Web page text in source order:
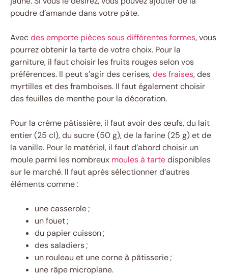
poudre d’amande dans votre pâte.
Avecdes emporte pièces sous différentes formes, vous
pourrez obtenir la tarte de votre choix. Pour la
garniture, il faut choisir les fruits rouges selon vos
préférences. Il peut s’agir des cerises,des fraises, des
myrtilles et des framboises. Il faut également choisir
des feuilles de menthe pour la décoration.
Pour la crème pâtissière, il faut avoir des œufs, du lait
entier (25 cl), du sucre (50 g), de la farine (25 g) et de
la vanille. Pour le matériel, il faut d’abord choisir un
moule parmi les nombreux moules à tartedisponibles
sur le marché. Il faut après sélectionner d’autres
éléments comme :
une casserole ;
un fouet ;
du papier cuisson ;
des saladiers ;
un rouleau et une corne à pâtisserie ;
une râpe microplane.